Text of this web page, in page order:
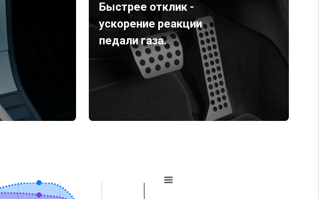
Быстрее отклик -
ускорение реакции
педали газа.